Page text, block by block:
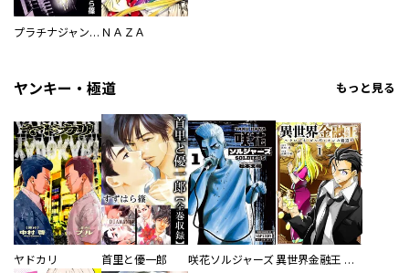
プラチナジャングル ＮＡＺＡ
ヤンキー・極道 もっと見る
ヤドカリ 首里と優一郎 咲花ソルジャーズ 異世界金融王 ～クローネ・ゴルディオンの覇道～